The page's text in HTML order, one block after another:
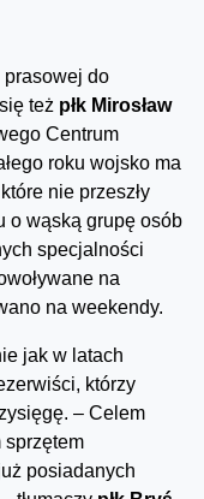
do
też płk Mirosław
Centrum
roku wojsko ma
nie przeszły
o wąską grupę osób
specjalności
na
na weekendy.
jak w latach
którzy
– Celem
sprzętem
posiadanych